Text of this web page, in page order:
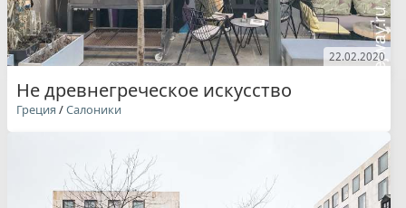
22.02.2020
Не древнегреческое искусство
Греция /Салоники